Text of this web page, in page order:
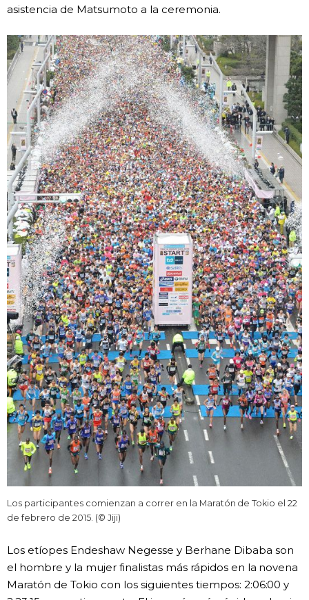
asistencia de Matsumoto a la ceremonia.
Los participantes comienzan a correr en la Maratón de Tokio el 22
de febrero de 2015. (© Jiji)
Los etíopes Endeshaw Negesse y Berhane Dibaba son
el hombre y la mujer finalistas más rápidos en la novena
Maratón de Tokio con los siguientes tiempos: 2:06:00 y